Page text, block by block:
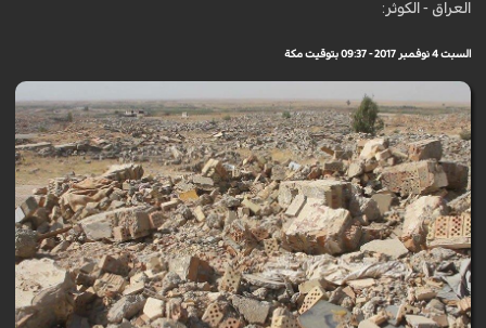
العراق - الكوثر:
السبت 4 نوفمبر 2017 - 09:37 بتوقيت مكة